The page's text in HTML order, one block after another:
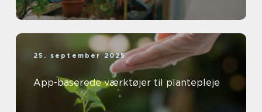
25. september 2025
App-baserede værktøjer til plantepleje